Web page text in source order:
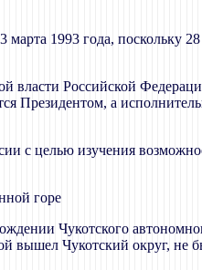
1993 года, поскольку
власти Российской
Президентом, а
с целью изучения
горе
Чукотского
вышел Чукотский округ, не